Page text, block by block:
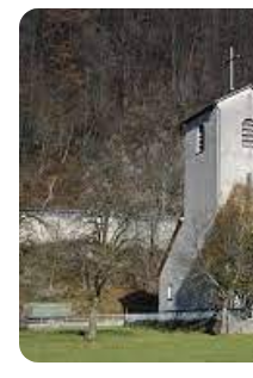
Kalender
Personen
Kontakt